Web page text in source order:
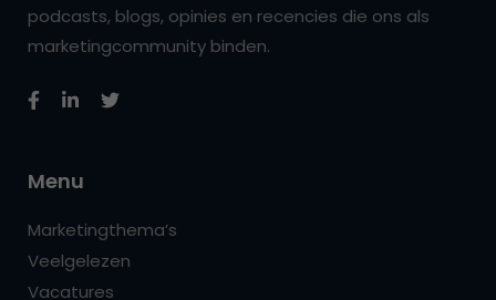
podcasts, blogs, opinies en recencies die ons als
marketingcommunity binden.
Menu
Marketingthema’s
Veelgelezen
Vacatures